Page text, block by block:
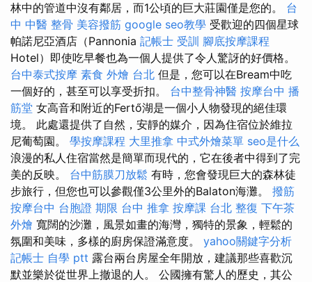
林中的管道中沒有鄰居，而1公頃的巨大莊園僅是您的。 台
中 中醫 整骨 美容撥筋 google seo教學 受歡迎的四個星球
帕諾尼亞酒店（Pannonia 記帳士 受訓 腳底按摩課程
Hotel）即使吃早餐也為一個人提供了令人驚訝的好價格。
台中泰式按摩 素食 外燴 台北 但是，您可以在Bream中吃
一個好的，甚至可以享受折扣。 台中整骨神醫 按摩台中 播
筋堂 女高音和附近的Fertő湖是一個小人物發現的絕佳環
境。 此處還提供了自然，安靜的媒介，因為住宿位於維拉
尼葡萄園。 學按摩課程 大里推拿 中式外燴菜單 seo是什么
浪漫的私人住宿當然是簡單而現代的，它在後者中得到了完
美的反映。 台中筋膜刀放鬆 有時，您會發現巨大的森林徒
步旅行，但您也可以參觀僅3公里外的Balaton海灘。 撥筋
按摩台中 台胞證 期限 台中 推拿 按摩課 台北 整復 下午茶
外燴 寬闊的沙灘，風景如畫的海灣，獨特的景象，輕鬆的
氛圍和美味，多樣的廚房保證滿意度。 yahoo關鍵字分析
記帳士 自學 ptt 露台兩台房屋全年開放，建議那些喜歡沉
默並樂於從世界上撤退的人。 公國擁有驚人的歷史，其公